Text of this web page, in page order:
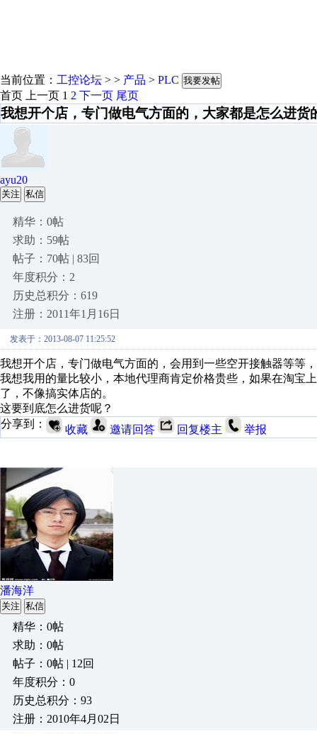
当前位置： 工控论坛 > > 产品 > PLC 我要发帖
首页 上一页 1 2 下一页 尾页
我想开个店，专门做电气方面的，大家都是怎么进货
ayu20
关注 私信
精华：0帖
求助：59帖
帖子：70帖 | 83回
年度积分：2
历史总积分：619
注册：2011年1月16日
发表于：2013-08-07 11:25:52
我想开个店，专门做电气方面的，会用到一些空开接触器等等
我想我用的量比较小，本地代理商肯定价格贵些，如果在淘宝
了，不像搞实体店的。
这要到底怎么进货呢？
分享到：
收藏 邀请回答 回复楼主 举报
潘海洋
关注 私信
精华：0帖
求助：0帖
帖子：0帖 | 12回
年度积分：0
历史总积分：93
注册：2010年4月02日